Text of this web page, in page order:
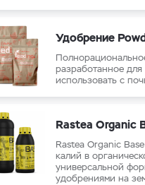
Удобрение
разработанное
использовать с
Rastea Organic
Rastea Organic
калий в
универсальной
удобрениями на